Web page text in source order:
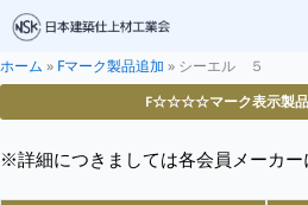
ホーム » Fマーク製品追加 » シーエル ５
F☆☆☆☆マーク表示製品
※詳細につきましては各会員メーカー